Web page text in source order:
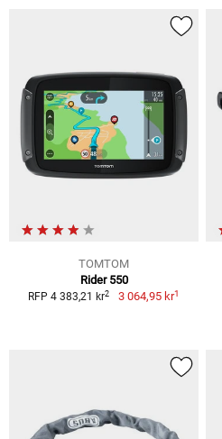
TOMTOM
Rider 550
RFP 4 383,21 kr2 3 064,95 kr1